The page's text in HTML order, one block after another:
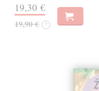
19,30 €
19,90 € ?